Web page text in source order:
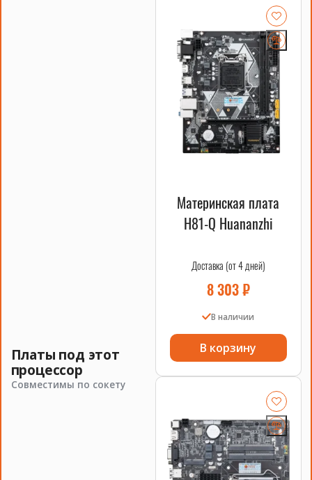
Платы под этот
процессор
Совместимы по сокету
Материнская плата
H81-Q Huananzhi
Доставка (от 4 дней)
8 303₽
В наличии
В корзину